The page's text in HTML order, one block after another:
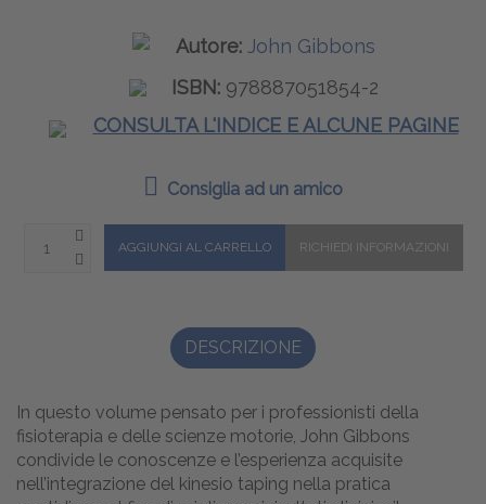
Autore: John Gibbons
ISBN: 978887051854-2
CONSULTA L'INDICE E ALCUNE PAGINE
Consiglia ad un amico
DESCRIZIONE
In questo volume pensato per i professionisti della
fisioterapia e delle scienze motorie, John Gibbons
condivide le conoscenze e l’esperienza acquisite
nell’integrazione del kinesio taping nella pratica